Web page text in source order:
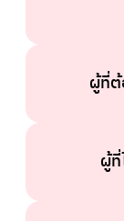
ผู้ที่
ผู้